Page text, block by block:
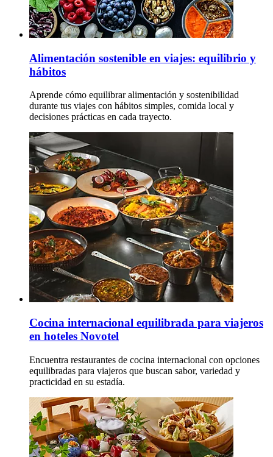
Alimentación sostenible en viajes: equilibrio y
hábitos
Aprende cómo equilibrar alimentación y sostenibilidad
durante tus viajes con hábitos simples, comida local y
decisiones prácticas en cada trayecto.
Cocina internacional equilibrada para viajeros
en hoteles Novotel
Encuentra restaurantes de cocina internacional con opciones
equilibradas para viajeros que buscan sabor, variedad y
practicidad en su estadía.